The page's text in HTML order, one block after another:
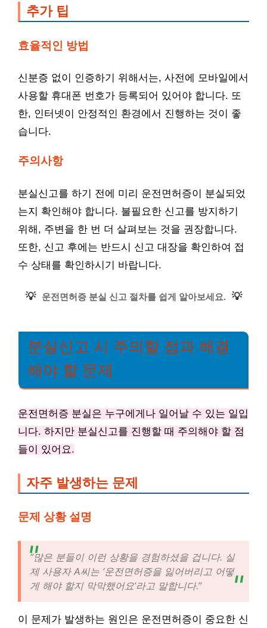
추가 팁
효율적인 방법
신분증 없이 인증하기 위해서는, 사전에 모바일에서
사용할 휴대폰 번호가 등록되어 있어야 합니다. 또
한, 인터넷이 안정적인 환경에서 진행하는 것이 좋
습니다.
주의사항
분실신고를 하기 전에 미리 운전면허증이 분실되었
는지 확인해야 합니다. 불필요한 신고를 방지하기
위해, 주변을 한 번 더 살펴보는 것을 권장합니다.
또한, 신고 후에는 반드시 신고 대장을 확인하여 접
수 상태를 확인하시기 바랍니다.
💡 운전면허증 분실 신고 절차를 쉽게 알아보세요. 💡
분실신고 시 주의할 점과 해결
해야 할 문제
운전면허증 분실은 누구에게나 일어날 수 있는 일입
니다. 하지만 분실신고를 진행할 때 주의해야 할 점
들이 있어요.
자주 발생하는 문제
문제 상황 설명
“많은 분들이 이런 상황을 경험하셨을 겁니다. 실
제 사용자 A씨는 ‘운전면허증을 잃어버리고 어떻
게 해야 할지 막막했어요’라고 말합니다.”
이 문제가 발생하는 원인은 운전면허증이 중요한 신